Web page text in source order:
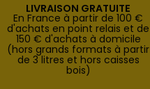
LIVRAISON GRATUITE
En France à partir de 100 €
d'achats en point relais et de
150 € d'achats à domicile
(hors grands formats à partir
de 3 litres et hors caisses
bois)